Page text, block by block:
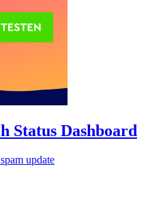
Status Dashboard
update